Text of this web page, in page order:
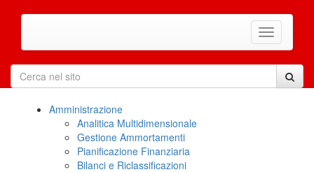
Amministrazione
Analitica Multidimensionale
Gestione Ammortamenti
Pianificazione Finanziaria
Bilanci e Riclassificazioni